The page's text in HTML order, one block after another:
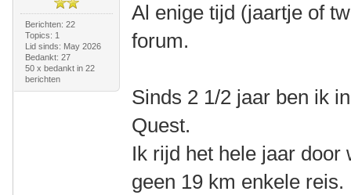
Berichten: 22
Topics: 1
Lid sinds: May 2026
Bedankt: 27
50 x bedankt in 22
berichten
Al enige tijd (jaartje of
forum.
Sinds 2 1/2 jaar ben ik
Quest.
Ik rijd het hele jaar
geen 19 km enkele